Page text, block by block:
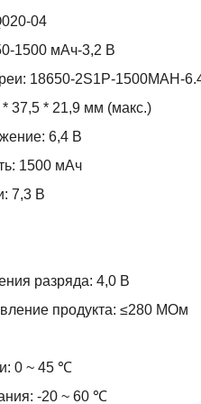
04
1500 мАч-3,2 В
18650-2S1P-1500MAH-
37,5 * 21,9 мм (макс.)
6,4 В
1500 мАч
7,3 В
разряда: 4,0 В
продукта: ≤280 МОм
0 ~ 45 ℃
-20 ~ 60 ℃